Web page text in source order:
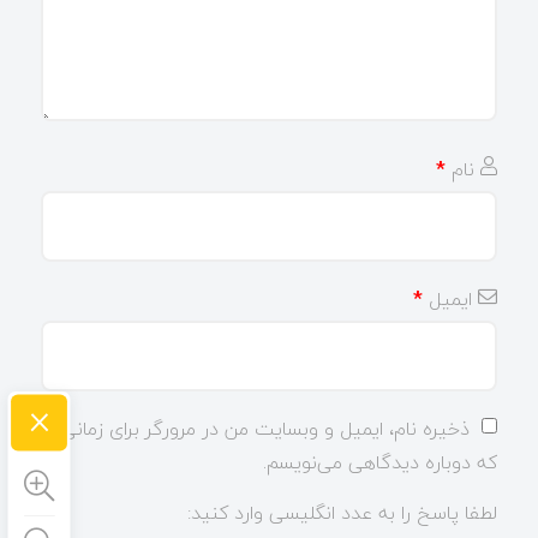
نام *
ایمیل *
ذخیره نام، ایمیل و وبسایت من در مرورگر برای زمانی
که دوباره دیدگاهی می‌نویسم.
لطفا پاسخ را به عدد انگلیسی وارد کنید:
×